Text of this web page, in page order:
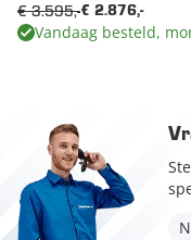
€ 2.876,-
€ 3.595,-
Vandaag besteld,